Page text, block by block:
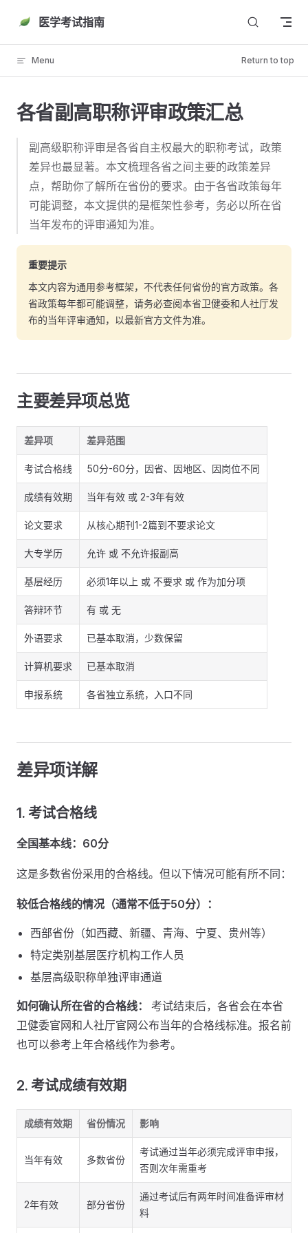
Skip to content
医学考试指南
Menu Return to top
各省副高职称评审政策汇总
副高级职称评审是各省自主权最大的职称考试，政策
差异也最显著。本文梳理各省之间主要的政策差异
点，帮助你了解所在省份的要求。由于各省政策每年
可能调整，本文提供的是框架性参考，务必以所在省
当年发布的评审通知为准。
重要提示
本文内容为通用参考框架，不代表任何省份的官方政策。各
省政策每年都可能调整，请务必查阅本省卫健委和人社厅发
布的当年评审通知，以最新官方文件为准。
主要差异项总览
差异项 差异范围
考试合格线 50分-60分，因省、因地区、因岗位不同
成绩有效期 当年有效 或 2-3年有效
论文要求 从核心期刊1-2篇到不要求论文
大专学历 允许 或 不允许报副高
基层经历 必须1年以上 或 不要求 或 作为加分项
答辩环节 有 或 无
外语要求 已基本取消，少数保留
计算机要求 已基本取消
申报系统 各省独立系统，入口不同
差异项详解
1. 考试合格线
全国基本线：60分
这是多数省份采用的合格线。但以下情况可能有所不同：
较低合格线的情况（通常不低于50分）：
西部省份（如西藏、新疆、青海、宁夏、贵州等）
特定类别基层医疗机构工作人员
基层高级职称单独评审通道
如何确认所在省的合格线：
考试结束后，各省会在本省
卫健委官网和人社厅官网公布当年的合格线标准。报名前
也可以参考上年合格线作为参考。
2. 考试成绩有效期
成绩有效期 省份情况 影响
当年有效 多数省份
考试通过当年必须完成评审申报，
否则次年需重考
2年有效 部分省份
通过考试后有两年时间准备评审材
料